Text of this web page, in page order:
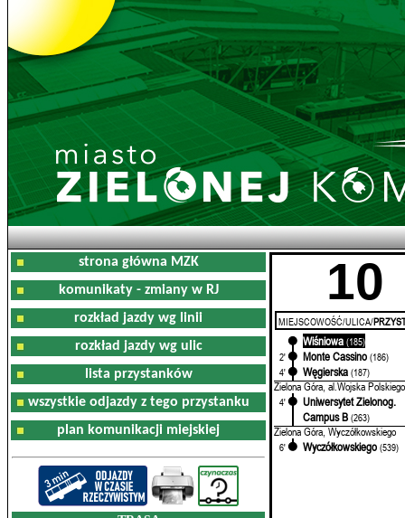
strona główna MZK
komunikaty - zmiany w RJ
rozkład jazdy wg linii
rozkład jazdy wg ulic
lista przystanków
wszystkie odjazdy z tego przystanku
plan komunikacji miejskiej
10
MIEJSCOWOŚĆ/ULICA/
Wiśniowa (185)
2'
Monte Cassino (186)
4'
Węgierska (187)
Zielona Góra, al.Wojska Polskiego
4'
Uniwersytet Zielonog.
Campus B (263)
Zielona Góra, Wyczółkowskiego
6' Wyczółkowskiego (539)